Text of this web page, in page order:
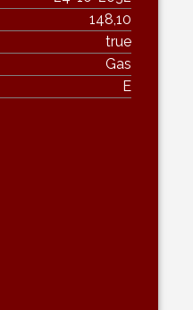
148,10
true
Gas
E